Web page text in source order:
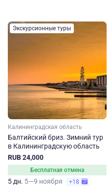
Экскурсионные туры
Калининградская область
Балтийский бриз. Зимний тур
в Калининградскую область
RUB 24,000
Бесплатная отмена
5 дн. 5—9 ноября +18